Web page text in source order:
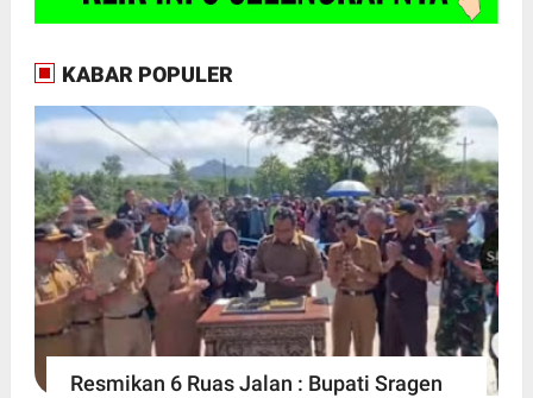
KABAR POPULER
Resmikan 6 Ruas Jalan : Bupati Sragen